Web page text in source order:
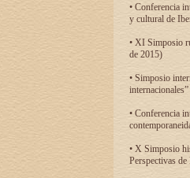
• Conferencia
y cultural de
• XI Simposio
de 2015)
• Simposio
• Conferencia
• X Simposio
Perspectivas